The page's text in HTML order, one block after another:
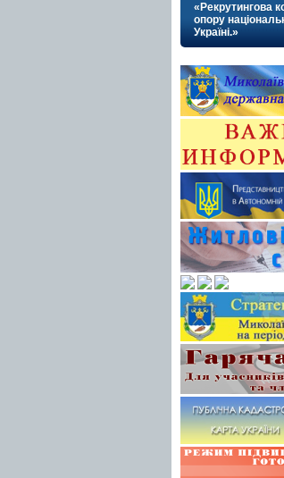
«Рекрутингова
опору
Україні.»